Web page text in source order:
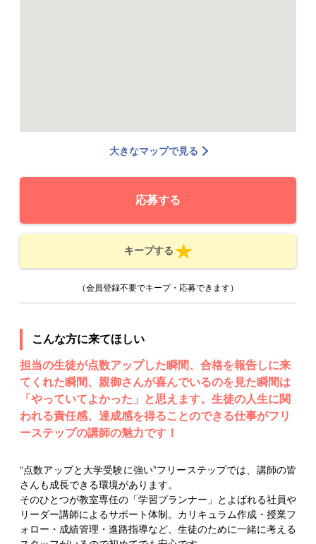
大きなマップで見る
応募する
キープする
（会員登録不要でキープ・応募できます）
こんな方に来てほしい
担当の生徒が点数アップした瞬間、合格を報告しに来
てくれた瞬間、親御さんが喜んでいるのを見た瞬間は
「やっていてよかった」と思えます。生徒の人生に関
われる責任感、達成感を得ることのできる仕事がフリ
ーステップの講師の魅力です！
“点数アップと大学受験に強い”フリーステップでは、講師の皆
さんも成長できる環境があります。
そのひとつが教室専任の「学習プランナー」とよばれる社員や
リーダー講師によるサポート体制。カリキュラム作成・授業フ
ォロー・成績管理・進路指導など、生徒のために一緒に考える